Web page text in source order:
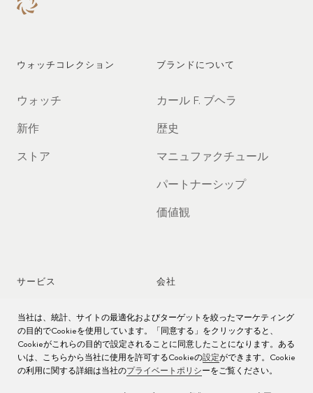
ウォッチコレクション
ウォッチ
新作
ストア
ブランドについて
カール F. ブヘラ
歴史
マニュファクチュール
パートナーシップ
価値観
サービス
時計アフターサービス
時計のお手入れ
取扱説明書
会社
ジョブズ
プレス
お問い合わせ先
当社は、統計、サイトの最適化およびターゲットを絞ったマーケティング
の目的でCookieを使用しています。「同意する」をクリックすると、
Cookieがこれらの目的で設定されることに同意したことになります。ある
いは、こちらから当社に使用を許可するCookieの設定ができます。Cookie
の利用に関する詳細は当社のプライベートポリシーをご覧ください。